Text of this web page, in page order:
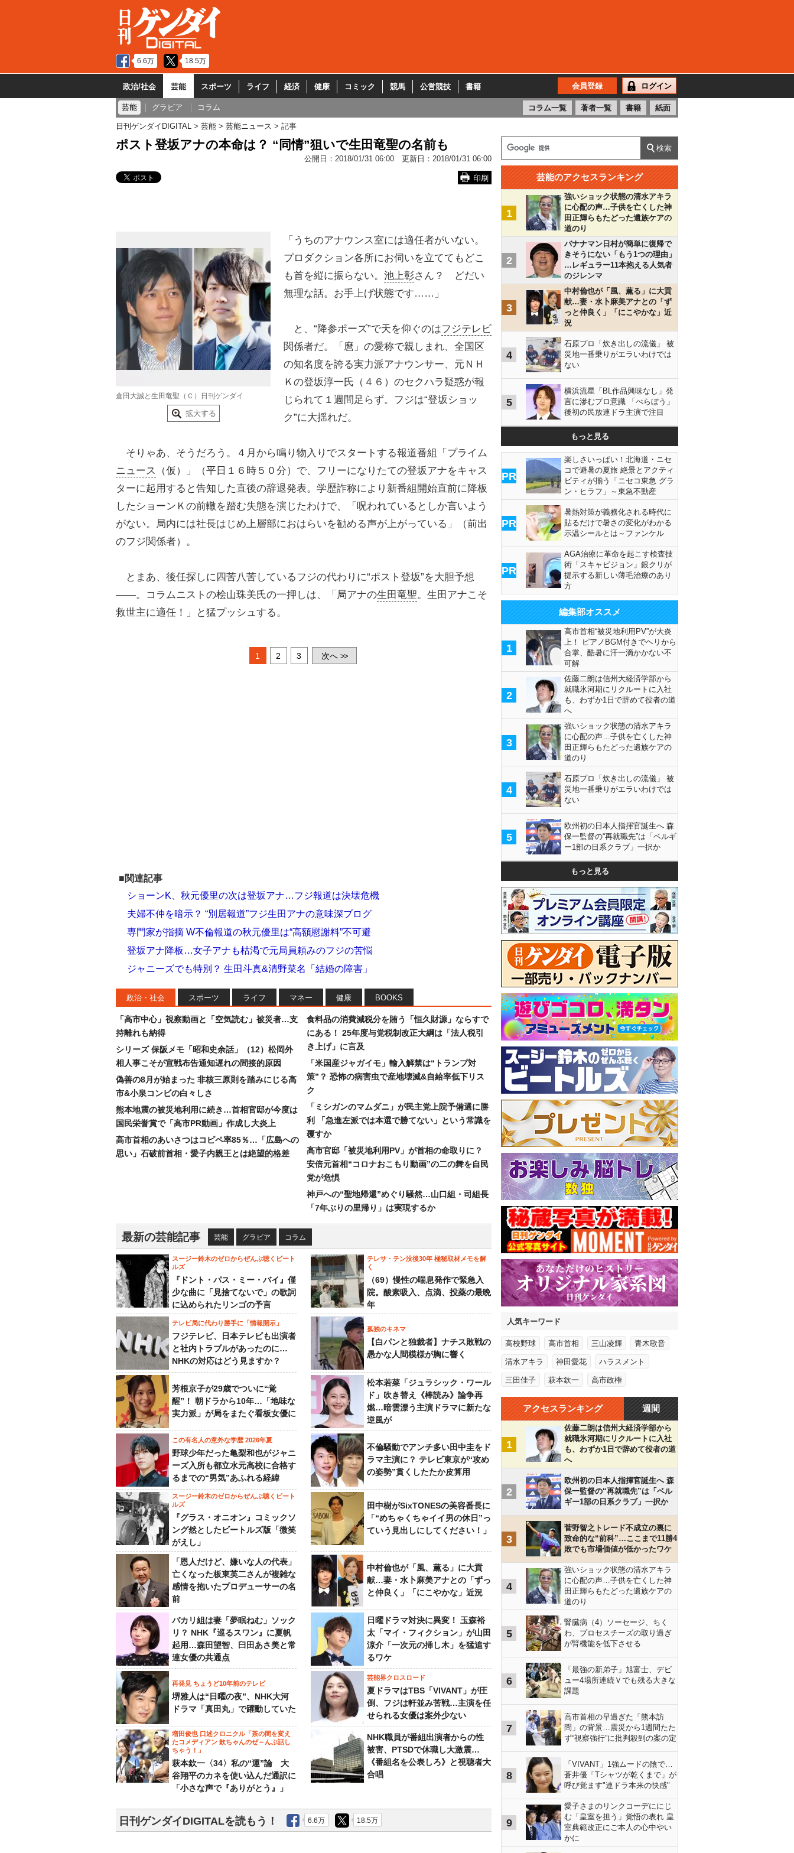
6.6万 18.5万
政治/社会 芸能 スポーツ ライフ 経済 健康 コミック 競馬 公営競技 書籍 会員登録 ログイン
芸能 グラビア コラム コラム一覧 著者一覧 書籍 紙面
日刊ゲンダイDIGITAL 芸能 芸能ニュース 記事
ポスト登坂アナの本命は？ “同情”狙いで生田竜聖の名前も
公開日： 2018/01/31 06:00 更新日： 2018/01/31 06:00
印刷
倉田大誠と生田竜聖（Ｃ）日刊ゲンダイ
拡大する
「うちのアナウンス室には適任者がいない。
プロダクション各所にお伺いを立ててもどこ
も首を縦に振らない。 池上彰さん？ どだい
無理な話。お手上げ状態です……」
と、“降参ポーズ”で天を仰ぐのはフジテレビ
関係者だ。「麿」の愛称で親しまれ、全国区
の知名度を誇る実力派アナウンサー、元ＮＨ
Ｋの登坂淳一氏（４６）のセクハラ疑惑が報
じられて１週間足らず。フジは“登坂ショッ
ク”に大揺れだ。
そりゃあ、そうだろう。４月から鳴り物入りでスタートする報道番組「プライム
ニュース
（仮）」（平日１６時５０分）で、フリーになりたての登坂アナをキャス
ターに起用すると告知した直後の辞退発表。学歴詐称により新番組開始直前に降板
したショーンＫの前轍を踏む失態を演じたわけで、「呪われているとしか言いよう
がない。局内には社長はじめ上層部におはらいを勧める声が上がっている」（前出
のフジ関係者）。
とまあ、後任探しに四苦八苦しているフジの代わりに“ポスト登坂”を大胆予想
――。コラムニストの桧山珠美氏の一押しは、「局アナの生田竜聖。生田アナこそ
救世主に適任！」と猛プッシュする。
1 2 3 次へ >>
■関連記事
ショーンK、秋元優里の次は登坂アナ…フジ報道は決壊危機
夫婦不仲を暗示？ “別居報道”フジ生田アナの意味深ブログ
専門家が指摘 W不倫報道の秋元優里は“高額慰謝料”不可避
登坂アナ降板…女子アナも枯渇で元局員頼みのフジの苦悩
ジャニーズでも特別？ 生田斗真&清野菜名「結婚の障害」
政治・社会 スポーツ ライフ マネー 健康 BOOKS
「高市中心」視察動画と「空気読む」被災者…支
持離れも納得
シリーズ 保阪メモ「昭和史余話」（12）松岡外
相人事こそが宣戦布告通知遅れの間接的原因
偽善の8月が始まった 非核三原則を踏みにじる高
市&小泉コンビの白々しさ
熊本地震の被災地利用に続き…首相官邸が今度は
国民栄誉賞で「高市PR動画」作成し大炎上
高市首相のあいさつはコピペ率85％…「広島への
思い」石破前首相・愛子内親王とは絶望的格差
食料品の消費減税分を賄う「恒久財源」ならすで
にある！ 25年度与党税制改正大綱は「法人税引
き上げ」に言及
「米国産ジャガイモ」輸入解禁は“トランプ対
策”？ 恐怖の病害虫で産地壊滅&自給率低下リス
ク
「ミシガンのマムダニ」が民主党上院予備選に勝
利 「急進左派では本選で勝てない」という常識を
覆すか
高市官邸「被災地利用PV」が首相の命取りに？
安倍元首相“コロナおこもり動画”の二の舞を自民
党が危惧
神戸への“聖地帰還”めぐり騒然…山口組・司組長
「7年ぶりの里帰り」は実現するか
最新の芸能記事 芸能 グラビア コラム
スージー鈴木のゼロからぜんぶ聴くビート
ルズ
『ドント・パス・ミー・バイ』僅
少な曲に「見捨てないで」の歌詞
に込められたリンゴの予言
テレサ・テン没後30年 極秘取材メモを解
く
（69）慢性の喘息発作で緊急入
院。酸素吸入、点滴、投薬の最晩
年
テレビ局に代わり勝手に「情報開示」
フジテレビ、日本テレビも出演者
と社内トラブルがあったのに…
NHKの対応はどう見ますか？
孤独のキネマ
【白パンと独裁者】ナチス敗戦の
愚かな人間模様が胸に響く
芳根京子が29歳でついに“覚
醒”！ 朝ドラから10年…「地味な
実力派」が局をまたぐ看板女優に
松本若菜「ジュラシック・ワール
ド」吹き替え《棒読み》論争再
燃…暗雲漂う主演ドラマに新たな
逆風が
この有名人の意外な学歴 2026年夏
野球少年だった亀梨和也がジャニ
ーズ入所も都立水元高校に合格す
るまでの“男気”あふれる経緯
不倫騒動でアンチ多い田中圭をド
ラマ主演に？ テレビ東京が“攻め
の姿勢”貫くしたたか皮算用
スージー鈴木のゼロからぜんぶ聴くビート
ルズ
『グラス・オニオン』コミックソ
ング然としたビートルズ版「微笑
がえし」
田中樹がSixTONESの美容番長に
「“めちゃくちゃイイ男の休日”っ
ていう見出しにしてください！」
「恩人だけど、嫌いな人の代表」
亡くなった板東英二さんが複雑な
感情を抱いたプロデューサーの名
前
中村倫也が「風、薫る」に大貢
献…妻・水卜麻美アナとの「ずっ
と仲良く」「にこやかな」近況
バカリ組は妻「夢眠ねむ」ソック
リ？ NHK『巡るスワン』に夏帆
起用…森田望智、臼田あさ美と常
連女優の共通点
日曜ドラマ対決に異変！ 玉森裕
太「マイ・フィクション」が山田
涼介「一次元の挿し木」を猛追す
るワケ
再発見 ちょうど10年前のテレビ
堺雅人は“日曜の夜”、NHK大河
ドラマ「真田丸」で躍動していた
芸能界クロスロード
夏ドラマはTBS「VIVANT」が圧
倒、フジは軒並み苦戦…主演を任
せられる女優は案外少ない
増田俊也 口述クロニクル「茶の間を変え
たコメディアン 欽ちゃんのぜ～んぶ話し
ちゃう！」
萩本欽一〈34〉私の“運”論 大
谷翔平のカネを使い込んだ通訳に
「小さな声で『ありがとう』」
NHK職員が番組出演者からの性
被害、PTSDで休職し大激震…
《番組名を公表しろ》と視聴者大
合唱
日刊ゲンダイDIGITALを読もう！ 6.6万 18.5万
芸能のアクセスランキング
1
強いショック状態の清水アキラ
に心配の声…子供を亡くした神
田正輝らもたどった遺族ケアの
道のり
2
バナナマン日村が簡単に復帰で
きそうにない「もう1つの理由」
…レギュラー11本抱える人気者
のジレンマ
3
中村倫也が「風、薫る」に大貢
献…妻・水卜麻美アナとの「ず
っと仲良く」「にこやかな」近
況
4
石原プロ「炊き出しの流儀」 被
災地一番乗りがエラいわけでは
ない
5
横浜流星「BL作品興味なし」発
言に滲むプロ意識 「べらぼう」
後初の民放連ドラ主演で注目
もっと見る
PR
楽しさいっぱい！北海道・ニセ
コで避暑の夏旅 絶景とアクティ
ビティが揃う「ニセコ東急 グラ
ン・ヒラフ」～東急不動産
PR
暑熱対策が義務化される時代に
貼るだけで暑さの変化がわかる
示温シールとは～ファンケル
PR
AGA治療に革命を起こす検査技
術「スキャビジョン」銀クリが
提示する新しい薄毛治療のあり
方
編集部オススメ
1
高市首相“被災地利用PV”が大炎
上！ ピアノBGM付きでヘリから
合掌、酷暑に汗一滴かかない不
可解
2
佐藤二朗は信州大経済学部から
就職氷河期にリクルートに入社
も、わずか1日で辞めて役者の道
へ
3
強いショック状態の清水アキラ
に心配の声…子供を亡くした神
田正輝らもたどった遺族ケアの
道のり
4
石原プロ「炊き出しの流儀」 被
災地一番乗りがエラいわけでは
ない
5
欧州初の日本人指揮官誕生へ 森
保一監督の“再就職先”は「ベルギ
ー1部の日系クラブ」一択か
もっと見る
人気キーワード
高校野球 高市首相 三山凌輝 青木歌音
清水アキラ 神田愛花 ハラスメント
三田佳子 萩本欽一 高市政権
アクセスランキング 週間
1
佐藤二朗は信州大経済学部から
就職氷河期にリクルートに入社
も、わずか1日で辞めて役者の道
へ
2
欧州初の日本人指揮官誕生へ 森
保一監督の“再就職先”は「ベル
ギー1部の日系クラブ」一択か
3
菅野智之トレード不成立の裏に
致命的な“前科”…ここまで11勝4
敗でも市場価値が低かったワケ
4
強いショック状態の清水アキラ
に心配の声…子供を亡くした神
田正輝らもたどった遺族ケアの
道のり
5
腎臓病（4）ソーセージ、ちく
わ、プロセスチーズの取り過ぎ
が腎機能を低下させる
6
「最強の新弟子」旭富士、デビ
ュー4場所連続Ｖでも残る大きな
課題
7
高市首相の早過ぎた「熊本訪
問」の背景…震災から1週間たた
ず“視察強行”に批判殺到の案の定
8
「VIVANT」1強ムードの陰で…
蒼井優「Tシャツが乾くまで」が
呼び覚ます"連ドラ本来の快感"
9
愛子さまのリンクコーデににじ
む「皇室を担う」覚悟の表れ 皇
室典範改正にご本人の心中やい
かに